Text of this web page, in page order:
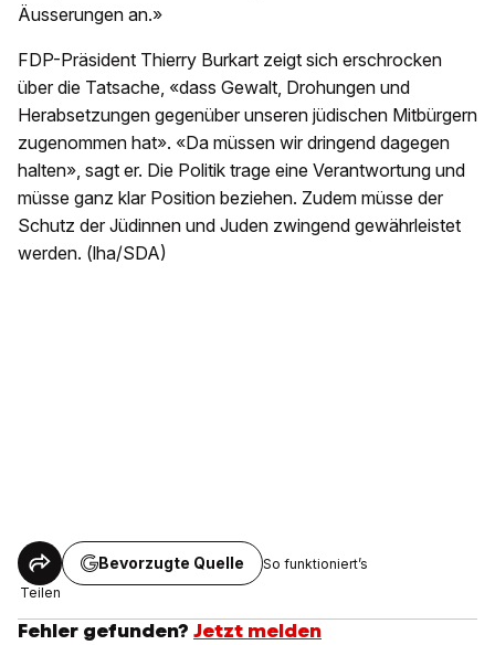
Äusserungen an.»
FDP-Präsident Thierry Burkart zeigt sich erschrocken
über die Tatsache, «dass Gewalt, Drohungen und
Herabsetzungen gegenüber unseren jüdischen Mitbürgern
zugenommen hat». «Da müssen wir dringend dagegen
halten», sagt er. Die Politik trage eine Verantwortung und
müsse ganz klar Position beziehen. Zudem müsse der
Schutz der Jüdinnen und Juden zwingend gewährleistet
werden. (lha/SDA)
Teilen
Bevorzugte Quelle So funktioniert’s
Fehler gefunden? Jetzt melden